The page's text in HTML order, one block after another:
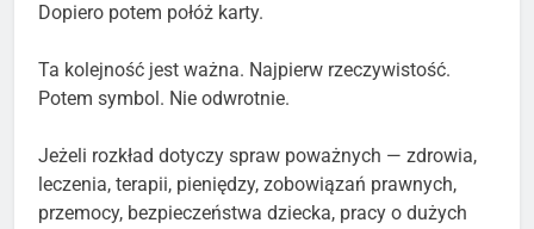
Dopiero potem połóż karty.
Ta kolejność jest ważna. Najpierw rzeczywistość.
Potem symbol. Nie odwrotnie.
Jeżeli rozkład dotyczy spraw poważnych — zdrowia,
leczenia, terapii, pieniędzy, zobowiązań prawnych,
przemocy, bezpieczeństwa dziecka, pracy o dużych